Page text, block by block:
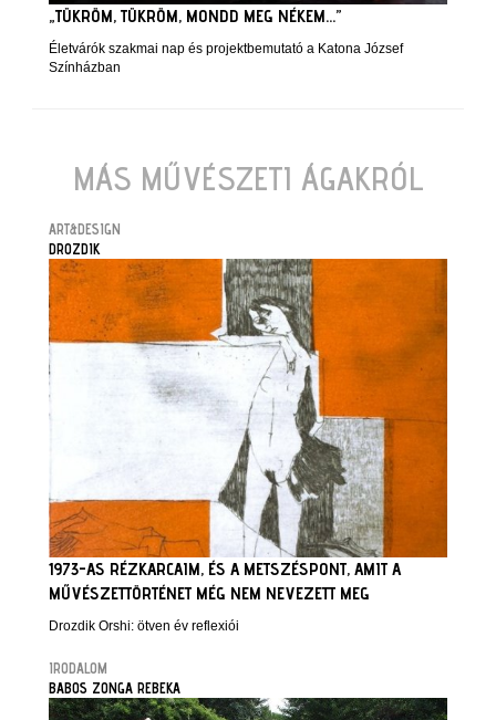
„TÜKRÖM, TÜKRÖM, MONDD MEG NÉKEM…”
Életvárók szakmai nap és projektbemutató a Katona József
Színházban
MÁS MŰVÉSZETI ÁGAKRÓL
ART&DESIGN
DROZDIK
1973-AS RÉZKARCAIM, ÉS A METSZÉSPONT, AMIT A
MŰVÉSZETTÖRTÉNET MÉG NEM NEVEZETT MEG
Drozdik Orshi: ötven év reflexiói
IRODALOM
BABOS ZONGA REBEKA